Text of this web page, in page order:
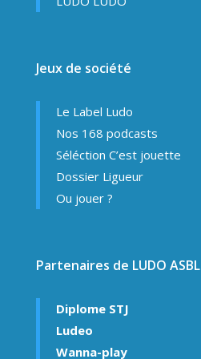
Jeux de société
Le Label Ludo
Nos 168 podcasts
Séléction C’est jouette
Dossier Ligueur
Ou jouer ?
Partenaires de LUDO ASBL
Diplome STJ
Ludeo
Wanna-play